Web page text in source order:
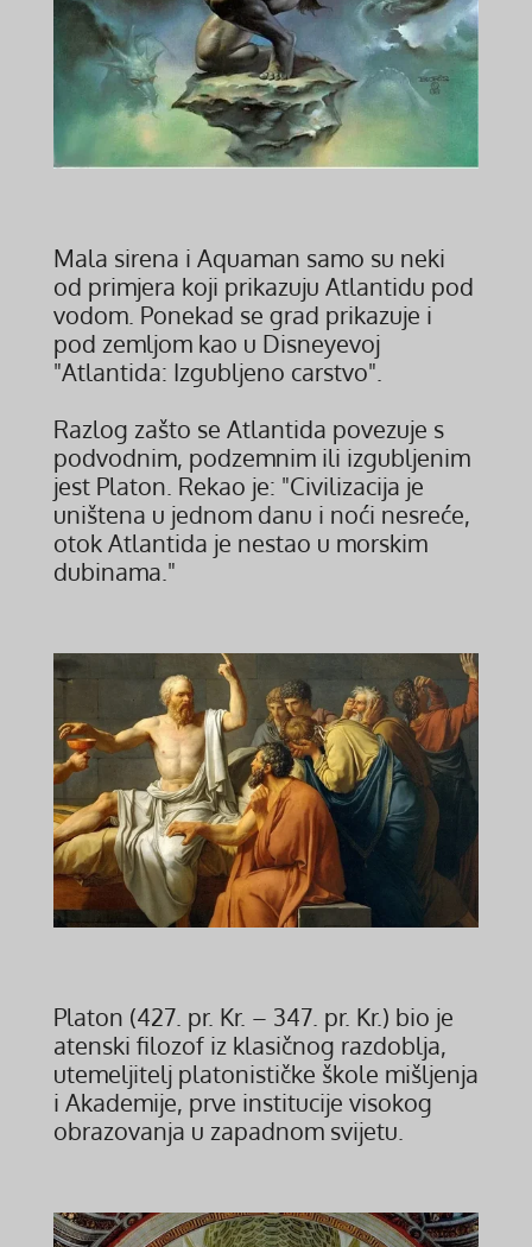
Mala sirena i Aquaman samo su neki
od primjera koji prikazuju Atlantidu pod
vodom. Ponekad se grad prikazuje i
pod zemljom kao u Disneyevoj
"Atlantida: Izgubljeno carstvo".
Razlog zašto se Atlantida povezuje s
podvodnim, podzemnim ili izgubljenim
jest Platon. Rekao je: "Civilizacija je
uništena u jednom danu i noći nesreće,
otok Atlantida je nestao u morskim
dubinama."
Platon (427. pr. Kr. – 347. pr. Kr.) bio je
atenski filozof iz klasičnog razdoblja,
utemeljitelj platonističke škole mišljenja
i Akademije, prve institucije visokog
obrazovanja u zapadnom svijetu.